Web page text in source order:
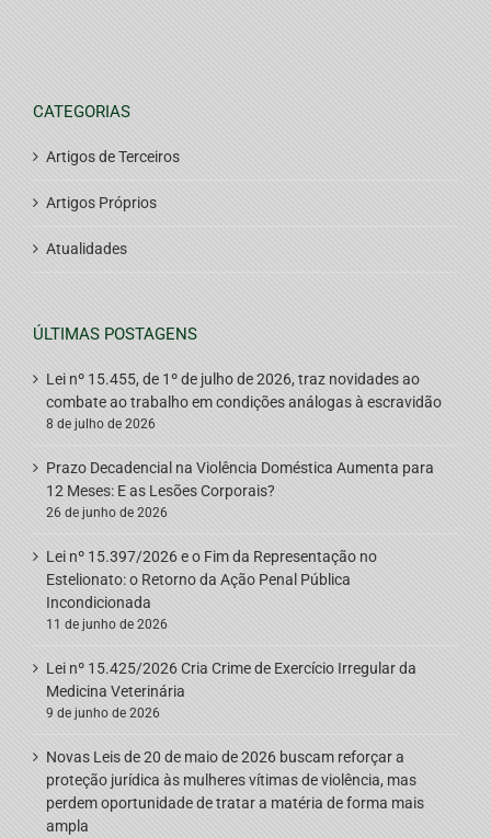
CATEGORIAS
Artigos de Terceiros
Artigos Próprios
Atualidades
ÚLTIMAS POSTAGENS
Lei nº 15.455, de 1º de julho de 2026, traz novidades ao
combate ao trabalho em condições análogas à escravidão
8 de julho de 2026
Prazo Decadencial na Violência Doméstica Aumenta para
12 Meses: E as Lesões Corporais?
26 de junho de 2026
Lei nº 15.397/2026 e o Fim da Representação no
Estelionato: o Retorno da Ação Penal Pública
Incondicionada
11 de junho de 2026
Lei nº 15.425/2026 Cria Crime de Exercício Irregular da
Medicina Veterinária
9 de junho de 2026
Novas Leis de 20 de maio de 2026 buscam reforçar a
proteção jurídica às mulheres vítimas de violência, mas
perdem oportunidade de tratar a matéria de forma mais
ampla